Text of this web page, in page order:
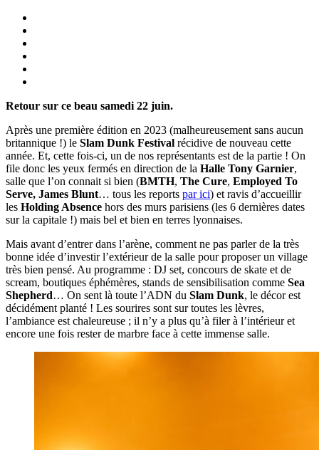
Retour sur ce beau samedi 22 juin.
Après une première édition en 2023 (malheureusement sans aucun
britannique !) le Slam Dunk Festival récidive de nouveau cette
année. Et, cette fois-ci, un de nos représentants est de la partie ! On
file donc les yeux fermés en direction de la Halle Tony Garnier,
salle que l’on connait si bien (BMTH, The Cure, Employed To
Serve, James Blunt… tous les reports par ici) et ravis d’accueillir
les Holding Absence hors des murs parisiens (les 6 dernières dates
sur la capitale !) mais bel et bien en terres lyonnaises.
Mais avant d’entrer dans l’arène, comment ne pas parler de la très
bonne idée d’investir l’extérieur de la salle pour proposer un village
très bien pensé. Au programme : DJ set, concours de skate et de
scream, boutiques éphémères, stands de sensibilisation comme Sea
Shepherd… On sent là toute l’ADN du Slam Dunk, le décor est
décidément planté ! Les sourires sont sur toutes les lèvres,
l’ambiance est chaleureuse ; il n’y a plus qu’à filer à l’intérieur et
encore une fois rester de marbre face à cette immense salle.